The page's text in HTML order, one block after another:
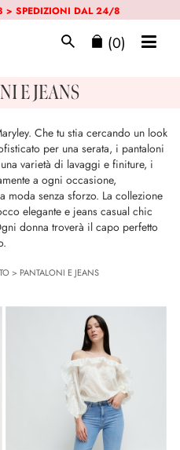
> SPEDIZIONI DAL 24/8
(0)
E JEANS
Che tu stia cercando un look
per una serata, i pantaloni
varietà di lavaggi e finiture, i
a ogni occasione,
moda senza sforzo. La collezione
elegante e jeans casual chic
donna troverà il capo perfetto
> PANTALONI E JEANS